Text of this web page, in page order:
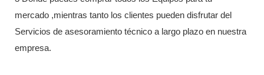
mercado ,mientras tanto los clientes pueden disfrutar del
Servicios de asesoramiento técnico a largo plazo en nuestra
empresa.